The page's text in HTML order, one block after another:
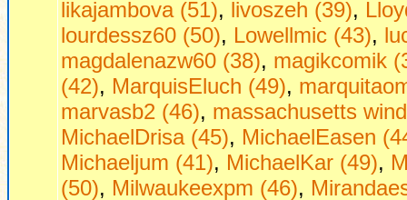
likajambova (51), livoszeh (39),
lourdessz60 (50), Lowellmic (43),
magdalenazw60 (38), magikcomik
(42), MarquisEluch (49),
marvasb2 (46), massachusetts
MichaelDrisa (45), MichaelEasen
Michaeljum (41), MichaelKar (49),
(50), Milwaukeexpm (46),